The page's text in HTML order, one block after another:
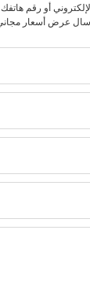
أو رقم